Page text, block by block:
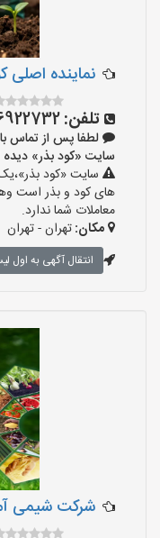
نماینده
تلفن:
لطفا پس از تماس
سایت «کود بذر» دیده ام و کد
سایت «کود
های کود و بذر است
معاملات شما ندارد.
مکان:تهران - تهران
انتقال آگهی به اول
شرکت شیمی